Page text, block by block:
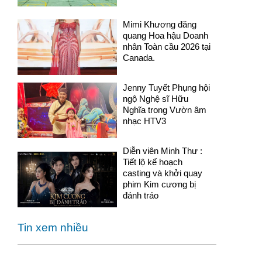
Mimi Khương đăng
quang Hoa hậu Doanh
nhân Toàn cầu 2026 tại
Canada.
Jenny Tuyết Phụng hội
ngộ Nghệ sĩ Hữu
Nghĩa trong Vườn âm
nhạc HTV3
Diễn viên Minh Thư :
Tiết lộ kế hoạch
casting và khởi quay
phim Kim cương bị
đánh tráo
Tin xem nhiều